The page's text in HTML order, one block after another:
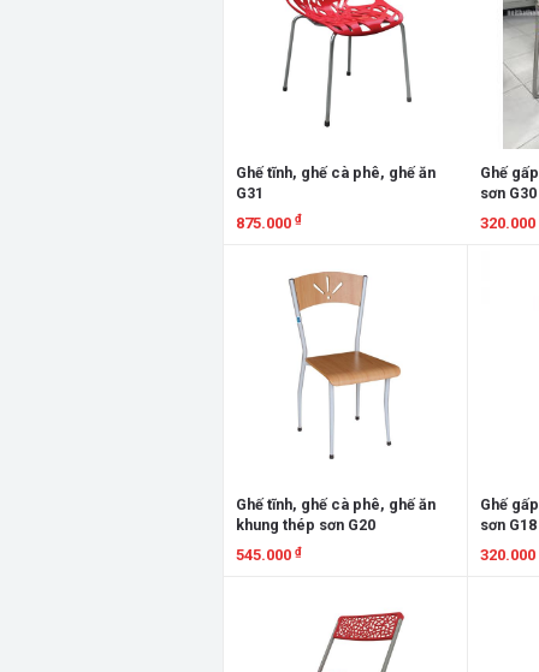
Ghế tĩnh, ghế cà phê, ghế ăn
G31
875.000 ₫
Ghế
sơn G30
320.000
Ghế tĩnh, ghế cà phê, ghế ăn
khung thép sơn G20
545.000 ₫
Ghế
sơn G18
320.000